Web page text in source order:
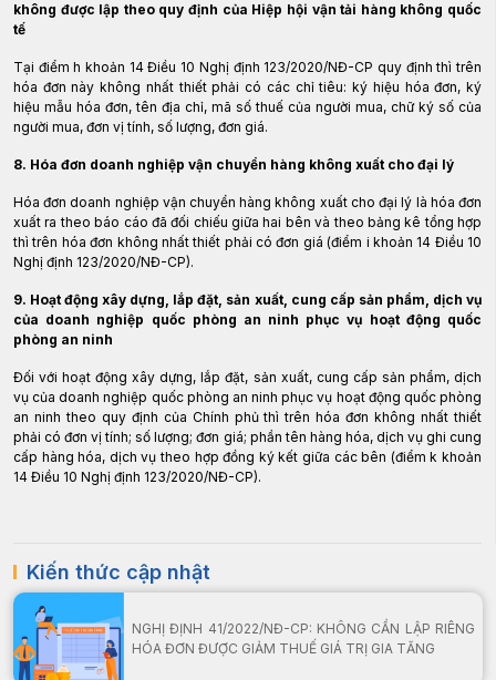
không được lập theo quy định của Hiệp hội vận tải hàng không quốc
tế
Tại điểm h khoản 14 Điều 10 Nghị định 123/2020/NĐ-CP quy định thì trên
hóa đơn này không nhất thiết phải có các chỉ tiêu: ký hiệu hóa đơn, ký
hiệu mẫu hóa đơn, tên địa chỉ, mã số thuế của người mua, chữ ký số của
người mua, đơn vị tính, số lượng, đơn giá.
8. Hóa đơn doanh nghiệp vận chuyển hàng không xuất cho đại lý
Hóa đơn doanh nghiệp vận chuyển hàng không xuất cho đại lý là hóa đơn
xuất ra theo báo cáo đã đối chiếu giữa hai bên và theo bảng kê tổng hợp
thì trên hóa đơn không nhất thiết phải có đơn giá (điểm i khoản 14 Điều 10
Nghị định 123/2020/NĐ-CP).
9. Hoạt động xây dựng, lắp đặt, sản xuất, cung cấp sản phẩm, dịch vụ
của doanh nghiệp quốc phòng an ninh phục vụ hoạt động quốc
phòng an ninh
Đối với hoạt động xây dựng, lắp đặt, sản xuất, cung cấp sản phẩm, dịch
vụ của doanh nghiệp quốc phòng an ninh phục vụ hoạt động quốc phòng
an ninh theo quy định của Chính phủ thì trên hóa đơn không nhất thiết
phải có đơn vị tính; số lượng; đơn giá; phần tên hàng hóa, dịch vụ ghi cung
cấp hàng hóa, dịch vụ theo hợp đồng ký kết giữa các bên (điểm k khoản
14 Điều 10 Nghị định 123/2020/NĐ-CP).
Kiến thức cập nhật
NGHỊ ĐỊNH 41/2022/NĐ-CP: KHÔNG CẦN LẬP RIÊNG
HÓA ĐƠN ĐƯỢC GIẢM THUẾ GIÁ TRỊ GIA TĂNG